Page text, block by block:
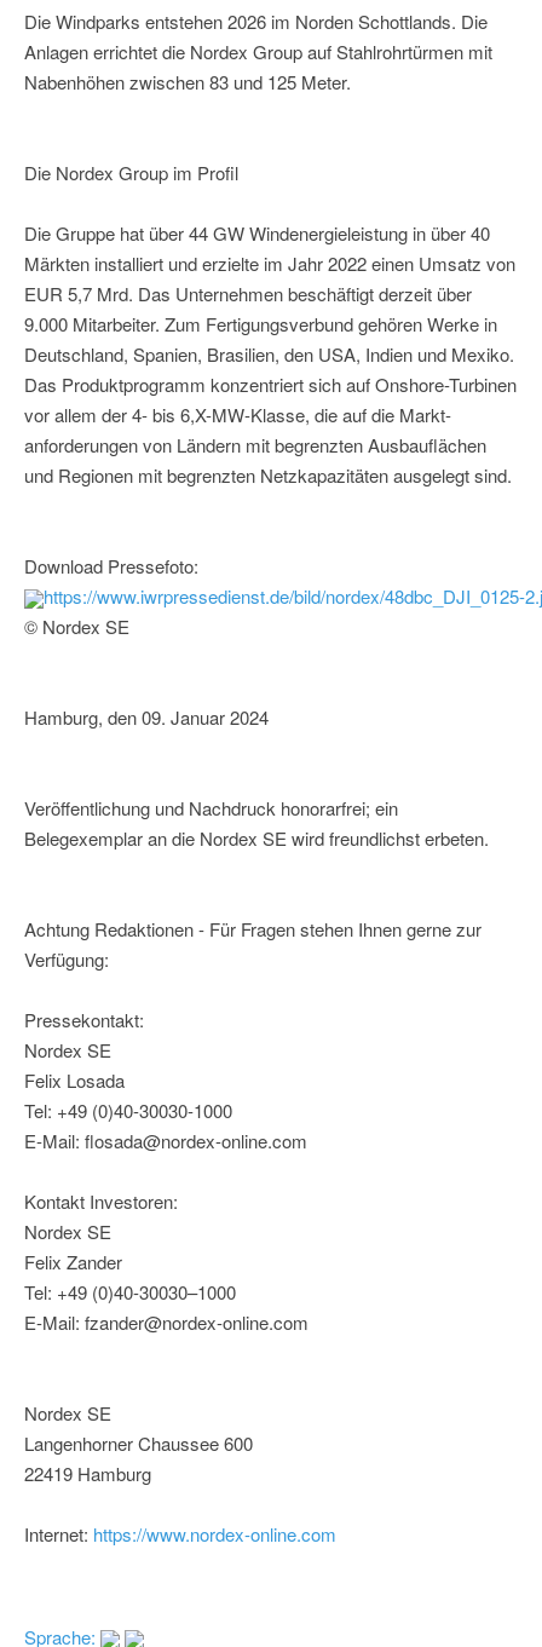
Die Windparks entstehen 2026 im Norden Schottlands. Die
Anlagen errichtet die Nordex Group auf Stahlrohrtürmen mit
Nabenhöhen zwischen 83 und 125 Meter.
Die Nordex Group im Profil
Die Gruppe hat über 44 GW Windenergieleistung in über 40
Märkten installiert und erzielte im Jahr 2022 einen Umsatz von
EUR 5,7 Mrd. Das Unternehmen beschäftigt derzeit über
9.000 Mitarbeiter. Zum Fertigungsverbund gehören Werke in
Deutschland, Spanien, Brasilien, den USA, Indien und Mexiko.
Das Produktprogramm konzentriert sich auf Onshore-Turbinen
vor allem der 4- bis 6,X-MW-Klasse, die auf die Markt-
anforderungen von Ländern mit begrenzten Ausbauflächen
und Regionen mit begrenzten Netzkapazitäten ausgelegt sind.
Download Pressefoto:
https://www.iwrpressedienst.de/bild/nordex/48dbc_DJI_0125-
© Nordex SE
Hamburg, den 09. Januar 2024
Veröffentlichung und Nachdruck honorarfrei; ein
Belegexemplar an die Nordex SE wird freundlichst erbeten.
Achtung Redaktionen - Für Fragen stehen Ihnen gerne zur
Verfügung:
Pressekontakt:
Nordex SE
Felix Losada
Tel: +49 (0)40-30030-1000
E-Mail: flosada@nordex-online.com
Kontakt Investoren:
Nordex SE
Felix Zander
Tel: +49 (0)40-30030–1000
E-Mail: fzander@nordex-online.com
Nordex SE
Langenhorner Chaussee 600
22419 Hamburg
Internet: https://www.nordex-online.com
Sprache: